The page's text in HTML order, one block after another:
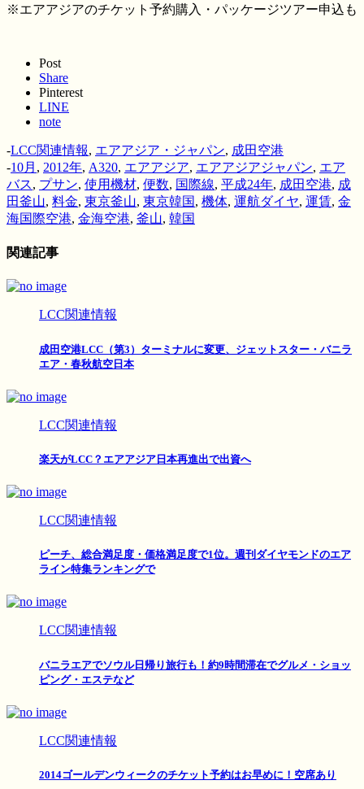
※エアアジアのチケット予約購入・パッケージツアー申込も
Post
Share
Pinterest
LINE
note
-LCC関連情報, エアアジア・ジャパン, 成田空港
-10月 , 2012年, A320, エアアジア, エアアジアジャパン, エア
バス, プサン, 使用機材, 便数, 国際線, 平成24年, 成田空港, 成
田釜山, 料金, 東京釜山, 東京韓国, 機体, 運航ダイヤ, 運賃, 金
海国際空港, 金海空港, 釜山, 韓国
関連記事
LCC関連情報
成田空港LCC（第3）ターミナルに変更、ジェットスター・バニラ
エア・春秋航空日本
LCC関連情報
楽天がLCC？エアアジア日本再進出で出資へ
LCC関連情報
ピーチ、総合満足度・価格満足度で1位。週刊ダイヤモンドのエア
ライン特集ランキングで
LCC関連情報
バニラエアでソウル日帰り旅行も！約9時間滞在でグルメ・ショッ
ピング・エステなど
LCC関連情報
2014ゴールデンウィークのチケット予約はお早めに！空席あり